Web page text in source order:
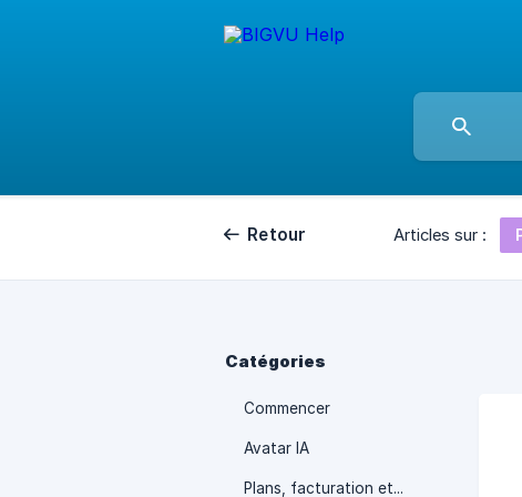
Retour Articles sur :
Catégories
Commencer
Avatar IA
Plans, facturation et abonnement